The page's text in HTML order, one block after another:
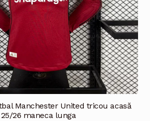
produsului.
Manchester United tricou acasă
25/26 maneca lunga